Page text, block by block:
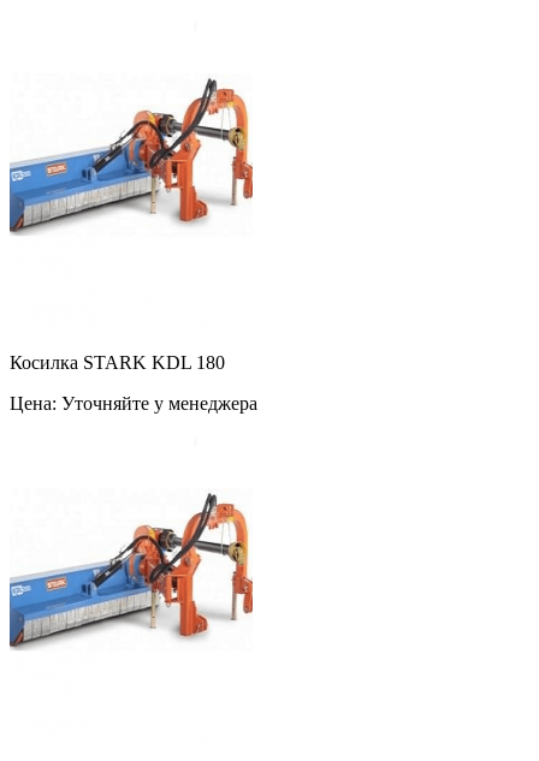
Косилка STARK KDL 180
Цена: Уточняйте у менеджера